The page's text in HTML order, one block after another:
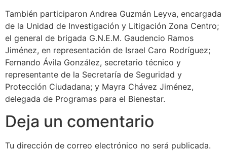
También participaron Andrea Guzmán Leyva, encargada
de la Unidad de Investigación y Litigación Zona Centro;
el general de brigada G.N.E.M. Gaudencio Ramos
Jiménez, en representación de Israel Caro Rodríguez;
Fernando Ávila González, secretario técnico y
representante de la Secretaría de Seguridad y
Protección Ciudadana; y Mayra Chávez Jiménez,
delegada de Programas para el Bienestar.
Deja un comentario
Tu dirección de correo electrónico no será publicada.